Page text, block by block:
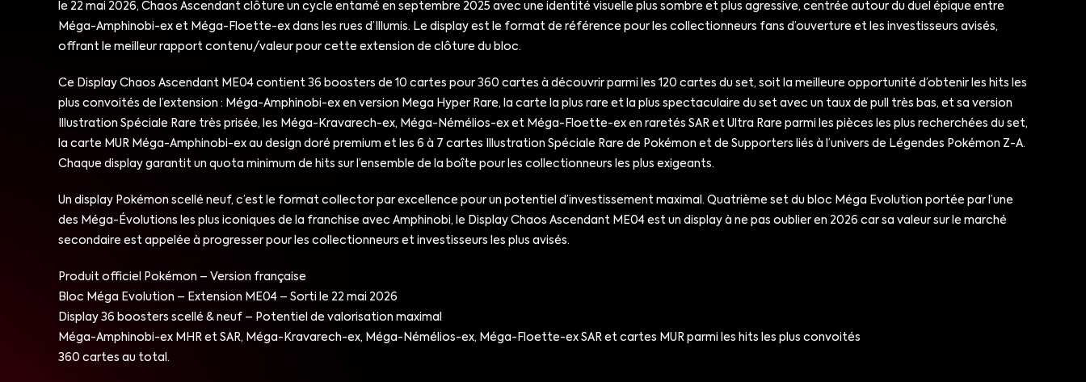
le 22 mai 2026, Chaos Ascendant clôture un cycle entamé en septembre 2025 avec une identité visuelle plus sombre et plus agressive, centrée autour du duel épique entre
Méga-Amphinobi-ex et Méga-Floette-ex dans les rues d’Illumis. Le display est le format de référence pour les collectionneurs fans d’ouverture et les investisseurs avisés,
offrant le meilleur rapport contenu/valeur pour cette extension de clôture du bloc.
Ce Display Chaos Ascendant ME04 contient 36 boosters de 10 cartes pour 360 cartes à découvrir parmi les 120 cartes du set, soit la meilleure opportunité d’obtenir les hits les
plus convoités de l’extension : Méga-Amphinobi-ex en version Mega Hyper Rare, la carte la plus rare et la plus spectaculaire du set avec un taux de pull très bas, et sa version
Illustration Spéciale Rare très prisée, les Méga-Kravarech-ex, Méga-Némélios-ex et Méga-Floette-ex en raretés SAR et Ultra Rare parmi les pièces les plus recherchées du set,
la carte MUR Méga-Amphinobi-ex au design doré premium et les 6 à 7 cartes Illustration Spéciale Rare de Pokémon et de Supporters liés à l’univers de Légendes Pokémon Z-A.
Chaque display garantit un quota minimum de hits sur l’ensemble de la boîte pour les collectionneurs les plus exigeants.
Un display Pokémon scellé neuf, c’est le format collector par excellence pour un potentiel d’investissement maximal. Quatrième set du bloc Méga Evolution portée par l’une
des Méga-Évolutions les plus iconiques de la franchise avec Amphinobi, le Display Chaos Ascendant ME04 est un display à ne pas oublier en 2026 car sa valeur sur le marché
secondaire est appelée à progresser pour les collectionneurs et investisseurs les plus avisés.
Produit officiel Pokémon – Version française
Bloc Méga Evolution – Extension ME04 – Sorti le 22 mai 2026
Display 36 boosters scellé & neuf – Potentiel de valorisation maximal
Méga-Amphinobi-ex MHR et SAR, Méga-Kravarech-ex, Méga-Némélios-ex, Méga-Floette-ex SAR et cartes MUR parmi les hits les plus convoités
360 cartes au total.